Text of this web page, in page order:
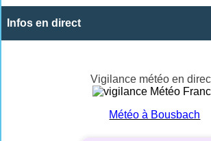
Infos en direct
Vigilance météo en
Météo à Bousbach